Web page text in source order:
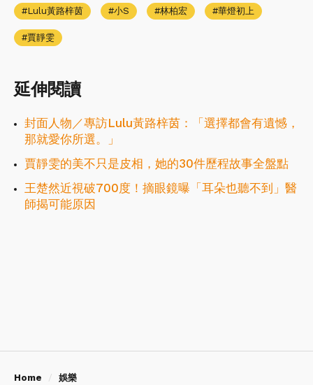
Lulu黃路梓茵 小S 林柏宏 華燈初上
賈靜雯
延伸閱讀
封面人物／專訪Lulu黃路梓茵：「選擇都會有遺憾，
那就愛你所選。」
賈靜雯的美不只是皮相，她的30件歷程故事全盤點
王楚然近視破700度！摘眼鏡曝「耳朵也聽不到」醫
師揭可能原因
Home 娛樂